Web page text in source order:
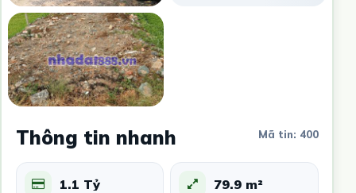
Thông tin nhanh Mã tin: 400
1.1 Tỷ 79.9 m²